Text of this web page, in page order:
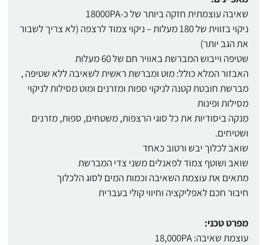
שאיבה עוצמתית חזקה ביותר של כ-18000PA
ניקוי בזווית של 180 מעלות – ניקוי צמוד לרצפה (לא צריך לשבור
את הגב יותר)
שטיפה וייבוש המברשת באוויר חם של 60 מעלות
האבזור המלא כולל: מוט ומברשת ראשית לשאיבה ללא שטיפה ,
מברשת חובטת קטנה לניקוי ספות ומזרנים ומוט מסילות לניקוי
מסילות ופינות
מנקה ביסודיות את כל סוגי הרצפות, משטחים, ספות, מזרנים
ושטיחים.
שואב לכלוך יבש ורטוב כאחד
שואב ושוטף צמוד לפאנלים משני צדי המברשת
מתאים את עוצמת השאיבה וכמות המים לסוג הלכלוך
חיבור חכם לאפליקציה וחיווי קולי בעברית
מפרט טכני:
עוצמת שאיבה: 18,000PA